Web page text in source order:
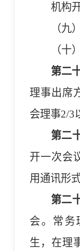
机构
（九
（十
第二
理事出席
会理事2/3
第二
开一次会
用通讯形
第二
会。常务
生，在理